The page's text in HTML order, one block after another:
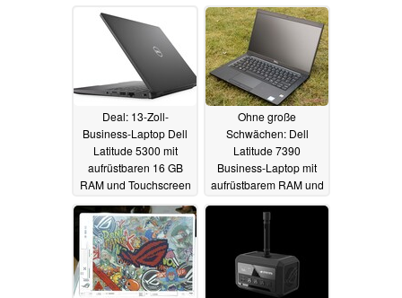
um 42%11.06.2024
Deal: 13-Zoll-
Business-Laptop Dell
Latitude 5300 mit
aufrüstbaren 16 GB
RAM und Touchscreen
generalüberholt
05.06.2024
Ohne große
Schwächen: Dell
Latitude 7390
Business-Laptop mit
aufrüstbarem RAM und
unschlagbare 164
05.06.2024